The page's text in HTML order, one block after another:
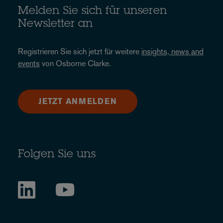
Melden Sie sich für unseren
Newsletter an
Registrieren Sie sich jetzt für weitere insights, news and
events von Osborne Clarke.
JETZT ANMELDEN
Folgen Sie uns